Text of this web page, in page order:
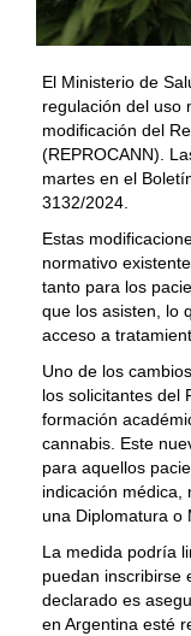
El Ministerio de
regulación del uso
modificación del
(REPROCANN).
martes en el
3132/2024.
Estas
normativo
tanto para los
que los asisten, lo
acceso a
Uno de los
los solicitantes del
formación
cannabis. Este
para aquellos
indicación médica,
una Diplomatura o
La medida podría
puedan inscribirse
declarado es
en Argentina esté